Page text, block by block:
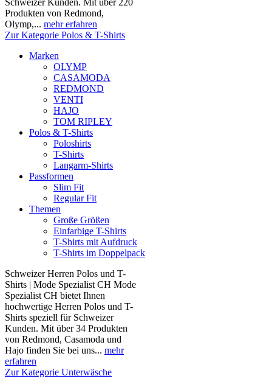
Schweizer Kunden. Mit über 220
Produkten von Redmond,
Olymp,... mehr erfahren
Zur Kategorie Polos & T-Shirts
Marken
OLYMP
CASAMODA
REDMOND
VENTI
HAJO
TOM RIPLEY
Polos & T-Shirts
Poloshirts
T-Shirts
Langarm-Shirts
Passformen
Slim Fit
Regular Fit
Themen
Große Größen
Einfarbige T-Shirts
T-Shirts mit Aufdruck
T-Shirts im Doppelpack
Schweizer Herren Polos und T-
Shirts | Mode Spezialist CH Mode
Spezialist CH bietet Ihnen
hochwertige Herren Polos und T-
Shirts speziell für Schweizer
Kunden. Mit über 34 Produkten
von Redmond, Casamoda und
Hajo finden Sie bei uns... mehr
erfahren
Zur Kategorie Unterwäsche